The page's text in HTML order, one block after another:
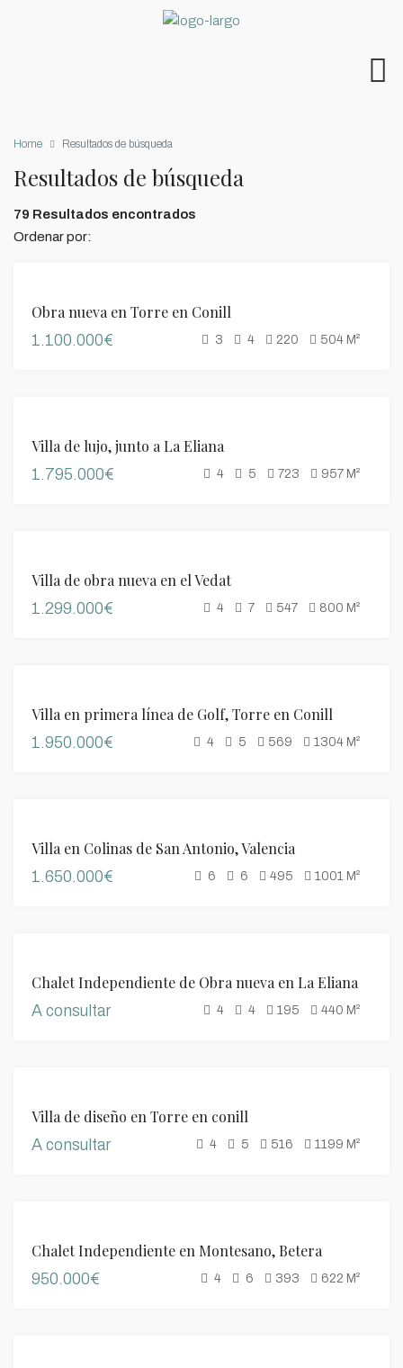
Home Resultados de búsqueda
Resultados de búsqueda
79 Resultados encontrados
Ordenar por:
Obra nueva en Torre en Conill
1.100.000€ 3 4 220 504 M²
Villa de lujo, junto a La Eliana
1.795.000€ 4 5 723 957 M²
Villa de obra nueva en el Vedat
1.299.000€ 4 7 547 800 M²
Villa en primera línea de Golf, Torre en Conill
1.950.000€ 4 5 569 1304 M²
Villa en Colinas de San Antonio, Valencia
1.650.000€ 6 6 495 1001 M²
Chalet Independiente de Obra nueva en La Eliana
A consultar 4 4 195 440 M²
Villa de diseño en Torre en conill
A consultar 4 5 516 1199 M²
Chalet Independiente en Montesano, Betera
950.000€ 4 6 393 622 M²